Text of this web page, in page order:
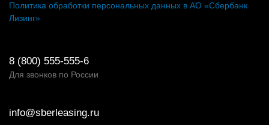
Политика обработки персональных данных в АО «Сбербанк
Лизинг»
8 (800) 555-555-6
Для звонков по России
info@sberleasing.ru